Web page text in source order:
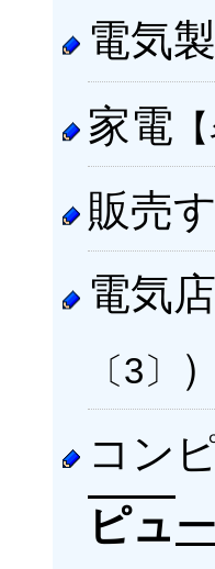
電気
家電
販売
電気
〔3〕
）
コン
ピュ